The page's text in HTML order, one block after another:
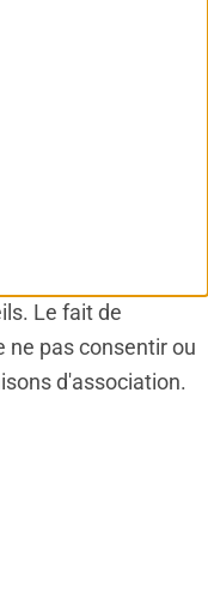
Le fait de
ne pas consentir ou
d'association.